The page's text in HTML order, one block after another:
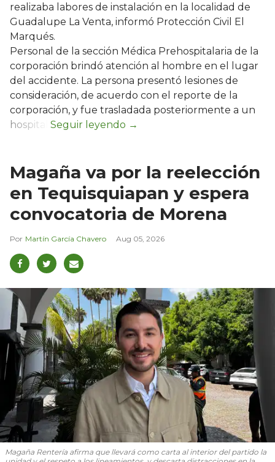
realizaba labores de instalación en la localidad de
Guadalupe La Venta, informó Protección Civil El
Marqués.
Personal de la sección Médica Prehospitalaria de la
corporación brindó atención al hombre en el lugar
del accidente. La persona presentó lesiones de
consideración, de acuerdo con el reporte de la
corporación, y fue trasladada posteriormente a un
hospital.
Magaña va por la reelección
en Tequisquiapan y espera
convocatoria de Morena
Martín García Chavero Aug 05, 2026
Magaña Rentería afirma que llevará como carta al interior del partido la